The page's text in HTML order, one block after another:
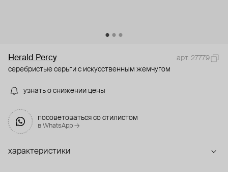
Herald Percy
арт. 27779
серебристые серьги с искусственным жемчугом
узнать о снижении цены
посоветоваться со стилистом
в WhatsApp →
характеристики